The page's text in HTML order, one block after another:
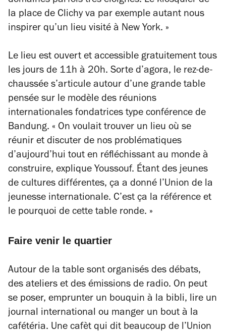
la place de Clichy va par exemple autant nous
inspirer qu’un lieu visité à New York. »
Le lieu est ouvert et accessible gratuitement tous
les jours de 11h à 20h. Sorte d’agora, le rez-de-
chaussée s’articule autour d’une grande table
pensée sur le modèle des réunions
internationales fondatrices type conférence de
Bandung. « On voulait trouver un lieu où se
réunir et discuter de nos problématiques
d’aujourd’hui tout en réfléchissant au monde à
construire, explique Youssouf. Étant des jeunes
de cultures différentes, ça a donné l’Union de la
jeunesse internationale. C’est ça la référence et
le pourquoi de cette table ronde. »
Faire venir le quartier
Autour de la table sont organisés des débats,
des ateliers et des émissions de radio. On peut
se poser, emprunter un bouquin à la bibli, lire un
journal international ou manger un bout à la
cafétéria. Une cafèt qui dit beaucoup de l’Union